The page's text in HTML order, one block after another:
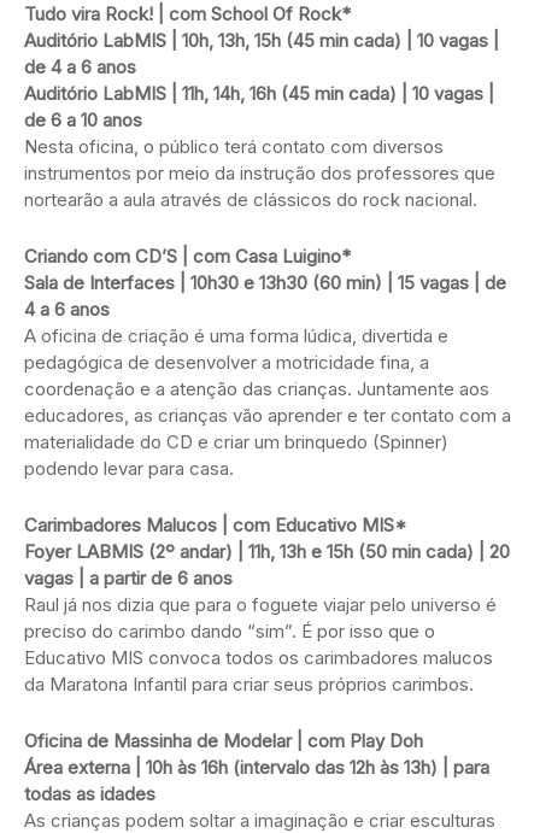
Tudo vira Rock! | com School Of Rock*
Auditório LabMIS | 10h, 13h, 15h (45 min cada) | 10 vagas |
de 4 a 6 anos
Auditório LabMIS | 11h, 14h, 16h (45 min cada) | 10 vagas |
de 6 a 10 anos
Nesta oficina, o público terá contato com diversos
instrumentos por meio da instrução dos professores que
nortearão a aula através de clássicos do rock nacional.
Criando com CD’S | com Casa Luigino*
Sala de Interfaces | 10h30 e 13h30 (60 min) | 15 vagas | de
4 a 6 anos
A oficina de criação é uma forma lúdica, divertida e
pedagógica de desenvolver a motricidade fina, a
coordenação e a atenção das crianças. Juntamente aos
educadores, as crianças vão aprender e ter contato com a
materialidade do CD e criar um brinquedo (Spinner)
podendo levar para casa.
Carimbadores Malucos | com Educativo MIS*
Foyer LABMIS (2º andar) | 11h, 13h e 15h (50 min cada) | 20
vagas | a partir de 6 anos
Raul já nos dizia que para o foguete viajar pelo universo é
preciso do carimbo dando “sim”. É por isso que o
Educativo MIS convoca todos os carimbadores malucos
da Maratona Infantil para criar seus próprios carimbos.
Oficina de Massinha de Modelar | com Play Doh
Área externa | 10h às 16h (intervalo das 12h às 13h) | para
todas as idades
As crianças podem soltar a imaginação e criar esculturas